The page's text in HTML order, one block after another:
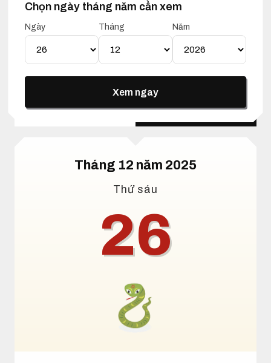
Chọn ngày tháng năm cần xem
Ngày Tháng Năm
Xem ngay
1. Xem ngày tốt xấu 26 tháng 12 năm 2025
Lịch Vạn Niên 26 Tháng 12
Năm 2025
Lịch dương Lịch âm
Tháng 12 năm 2025
Thứ sáu
26